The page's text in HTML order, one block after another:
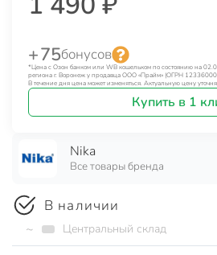
+ 75бонусов
*Цена с Озон банком или WB кошельком по состоянию на
региона г. Воронеж у продавца ООО «Прайм» (ОГРН
В течение дня цена может изменяться. Актуальную цену
Купить в 1
Nika
Все товары бренда
В наличии
~ Центральный склад